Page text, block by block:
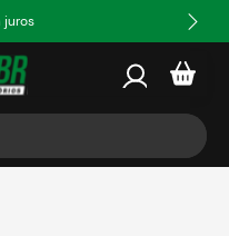
juros